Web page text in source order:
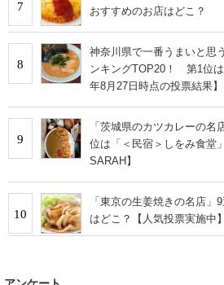
7 おすすめのお店はどこ？
8
神奈川県で一番うまいと思
ンキングTOP20！ 第1位
年8月27日時点の投票結果】
9
「茨城県のカツカレーの
位は「＜民宿＞しをみ食堂
SARAH】
10
「東京の生姜焼きの名店
はどこ？【人気投票実施中】